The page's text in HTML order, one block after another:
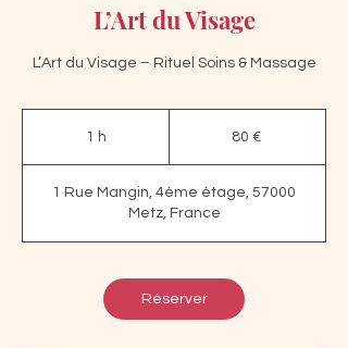
L’Art du Visage
L’Art du Visage – Rituel Soins & Massage
1 h 80 €
1 Rue Mangin, 4ème étage, 57000
Metz, France
Réserver